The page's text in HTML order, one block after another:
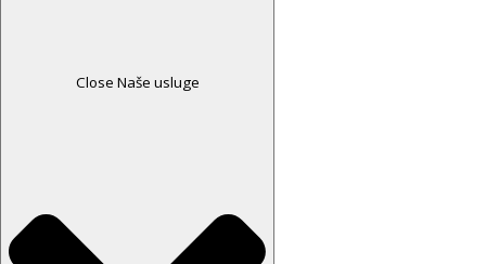
Close Naše usluge